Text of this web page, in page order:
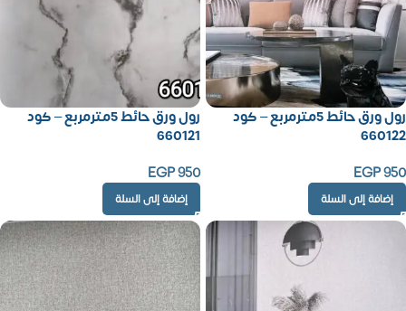
رول ورق حائط 5مترمربع – كود
660122
EGP950
إضافة إلى السلة
رول ورق حائط 5مترمربع – كود
660121
EGP950
إضافة إلى السلة